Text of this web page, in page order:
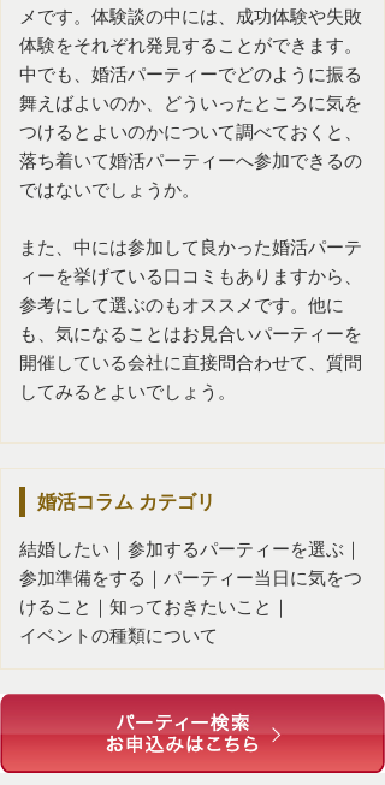
メです。体験談の中には、成功体験や失敗
体験をそれぞれ発見することができます。
中でも、婚活パーティーでどのように振る
舞えばよいのか、どういったところに気を
つけるとよいのかについて調べておくと、
落ち着いて婚活パーティーへ参加できるの
ではないでしょうか。
また、中には参加して良かった婚活パーテ
ィーを挙げている口コミもありますから、
参考にして選ぶのもオススメです。他に
も、気になることはお見合いパーティーを
開催している会社に直接問合わせて、質問
してみるとよいでしょう。
婚活コラム カテゴリ
結婚したい ｜ 参加するパーティーを選ぶ ｜
参加準備をする ｜ パーティー当日に気をつ
けること ｜ 知っておきたいこと ｜
イベントの種類について